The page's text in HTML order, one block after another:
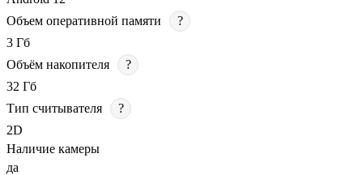
Объем оперативной памяти
?
3 Гб
Объём накопителя
?
32 Гб
Тип считывателя
?
2D
Наличие камеры
да